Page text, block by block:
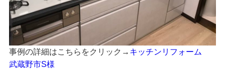
事例の詳細はこちらをクリック→ キッチンリフォーム
武蔵野市S様